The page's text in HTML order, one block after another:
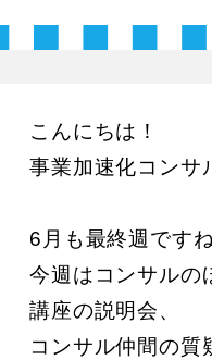
こんにちは！
事業加速化コンサ
6月も最終週ですね
今週はコンサルの
講座の説明会、
コンサル仲間の質